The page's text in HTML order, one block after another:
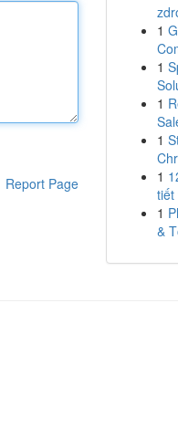
Report Page
1
1
1
1
1
tiết
1
&